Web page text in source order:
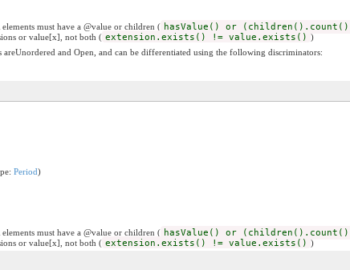
must have a @value or children ( hasValue() or
or value[x], not both ( extension.exists() != value.exists() )
areUnordered and Open, and can be differentiated using the following discriminators:
Period)
must have a @value or children ( hasValue() or
or value[x], not both ( extension.exists() != value.exists() )